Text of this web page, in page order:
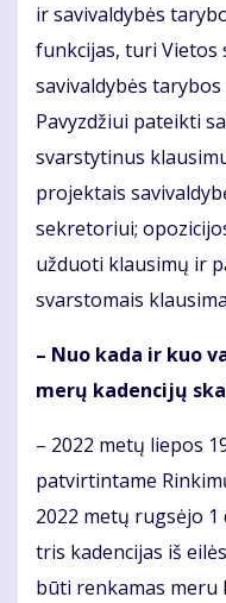
ir savivaldybės
funkcijas, turi Vietos
savivaldybės
Pavyzdžiui pateikti
svarstytinus
projektais
sekretoriui;
užduoti klausimų ir
svarstomais
– Nuo kada ir kuo
merų kadencijų
– 2022 metų liepos
patvirtintame
2022 metų rugsėjo
tris kadencijas iš
būti renkamas meru